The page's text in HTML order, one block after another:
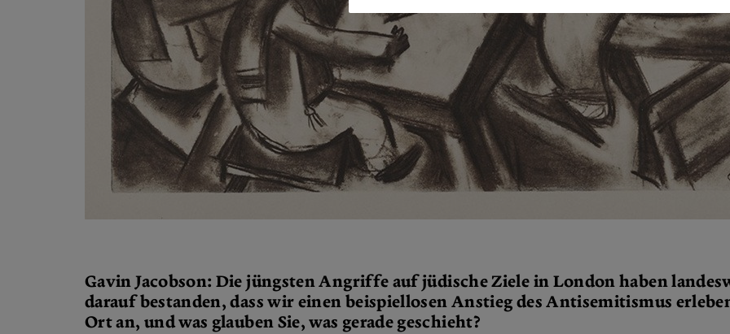
Gavin Jacobson: Die jüngsten Angriffe auf jüdische Ziele in London haben
darauf bestanden, dass wir einen beispiellosen Anstieg des Antisemitismus
Ort an, und was glauben Sie, was gerade geschieht?